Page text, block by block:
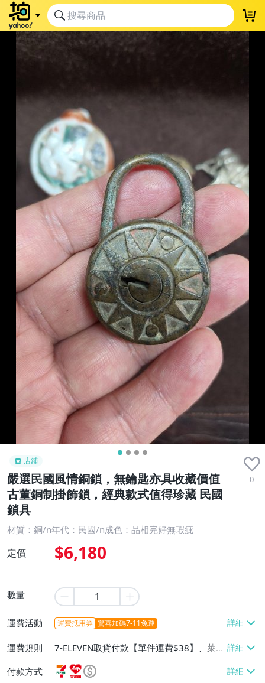
店鋪
嚴選民國風情銅鎖，無鑰匙亦具收藏價值
古董銅制掛飾鎖，經典款式值得珍藏 民國
鎖具
0
材質：銅/n年代：民國/n成色：品相完好無瑕疵
定價 $6,180
數量
運費活動 運費抵用券 驚喜加碼7-11免運
運費規則
7-ELEVEN取貨付款【單件運費$38】、萊爾
富取貨付款【單件運費$60】、宅配/貨運
【單件運費$130】
付款方式